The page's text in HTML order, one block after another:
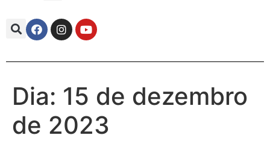
Dia: 15 de dezembro
de 2023